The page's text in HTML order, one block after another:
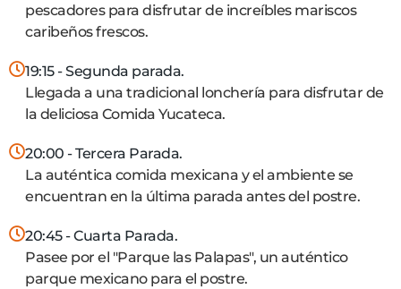
pescadores para disfrutar de increíbles mariscos
caribeños frescos.
19:15 - Segunda parada.
Llegada a una tradicional lonchería para disfrutar de
la deliciosa Comida Yucateca.
20:00 - Tercera Parada.
La auténtica comida mexicana y el ambiente se
encuentran en la última parada antes del postre.
20:45 - Cuarta Parada.
Pasee por el "Parque las Palapas", un auténtico
parque mexicano para el postre.